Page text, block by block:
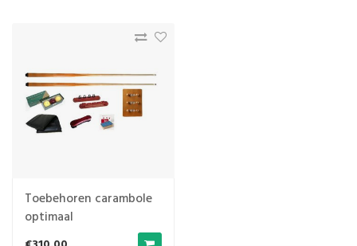
Toebehoren carambole
optimaal